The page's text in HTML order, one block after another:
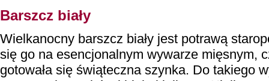
Barszcz biały
Wielkanocny barszcz biały jest potrawą
się go na esencjonalnym wywarze mięsnym,
gotowała się świąteczna szynka. Do takiego